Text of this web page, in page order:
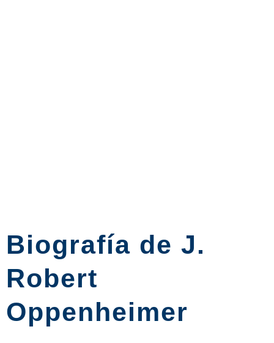
Biografía de J.
Robert
Oppenheimer